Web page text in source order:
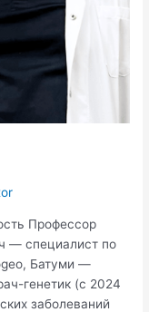
Профессор
— специалист по
Батуми —
генетик (с 2024
заболеваний